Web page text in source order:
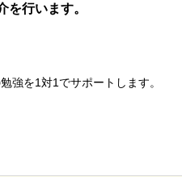
行います。
強を1対1でサポートします。